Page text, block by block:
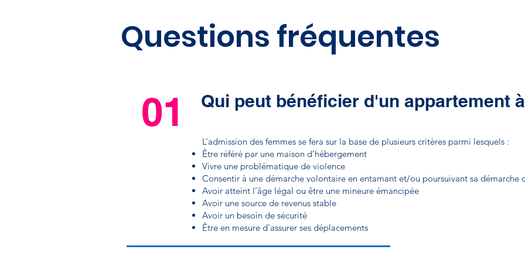
Questions fréquentes
01 Qui peut bénéficier d'un appartement
L’admission des femmes se fera sur la base de plusieurs critères parmi lesquels :
Être référé par une maison d’hébergement
Vivre une problématique de violence
Consentir à une démarche volontaire en entamant et/ou poursuivant sa démarche
Avoir atteint l’âge légal ou être une mineure émancipée
Avoir une source de revenus stable
Avoir un besoin de sécurité
Être en mesure d’assurer ses déplacements